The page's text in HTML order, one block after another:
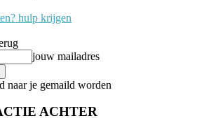
hulp krijgen
jouw mailadres
naar je gemaild worden
ACHTER